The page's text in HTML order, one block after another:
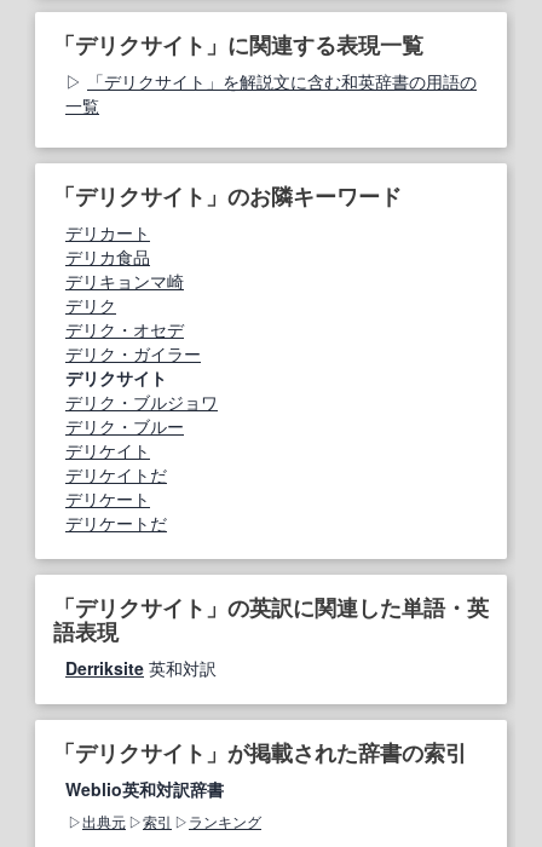
「デリクサイト」に関連する表現一覧
「デリクサイト」を解説文に含む和英辞書の用語の
一覧
「デリクサイト」のお隣キーワード
デリカート
デリカ食品
デリキョンマ崎
デリク
デリク・オセデ
デリク・ガイラー
デリクサイト
デリク・ブルジョワ
デリク・ブルー
デリケイト
デリケイトだ
デリケート
デリケートだ
「デリクサイト」の英訳に関連した単語・英
語表現
Derriksite 英和対訳
「デリクサイト」が掲載された辞書の索引
Weblio英和対訳辞書
出典元 索引 ランキング